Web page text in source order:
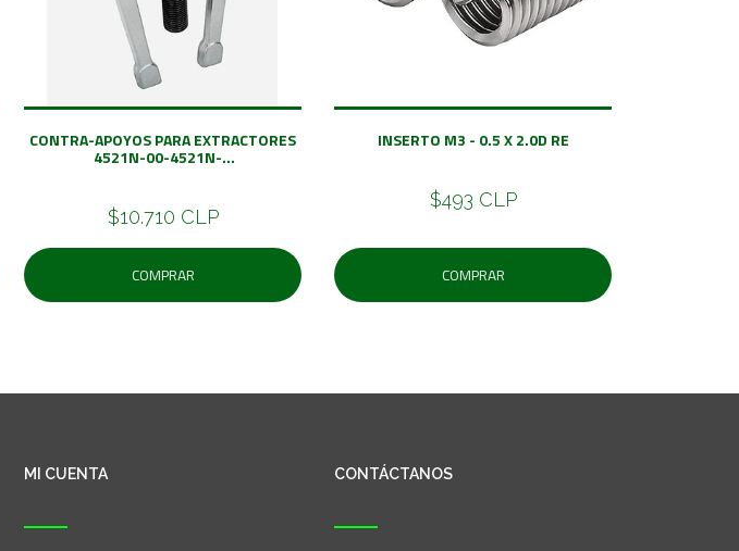
CONTRA-APOYOS PARA EXTRACTORES
4521N-00-4521N-...
$10.710 CLP
COMPRAR
INSERTO M3 - 0.5 X 2.0D RE
$493 CLP
COMPRAR
MI CUENTA CONTÁCTANOS